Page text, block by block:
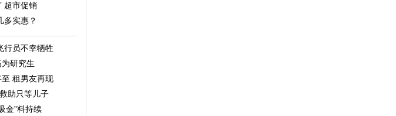
超市促销
多实惠？
行员不幸牺牲
为研究生
租男友再现
助只等儿子
金”料持续